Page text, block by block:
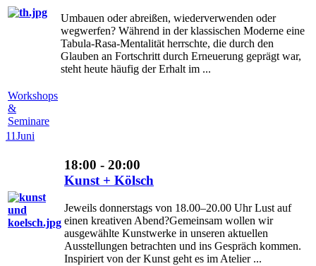
Umbauen oder abreißen, wiederverwenden oder
wegwerfen? Während in der klassischen Moderne eine
Tabula-Rasa-Mentalität herrschte, die durch den
Glauben an Fortschritt durch Erneuerung geprägt war,
steht heute häufig der Erhalt im ...
Workshops
&
Seminare
11Juni
18:00 - 20:00
Kunst + Kölsch
Jeweils donnerstags von 18.00–20.00 Uhr Lust auf
einen kreativen Abend?Gemeinsam wollen wir
ausgewählte Kunstwerke in unseren aktuellen
Ausstellungen betrachten und ins Gespräch kommen.
Inspiriert von der Kunst geht es im Atelier ...